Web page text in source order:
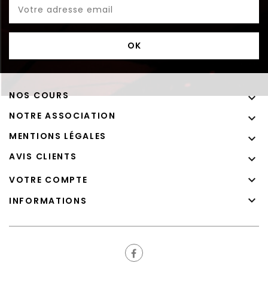
NOS COURS 
NOTRE ASSOCIATION 
MENTIONS LÉGALES 
AVIS CLIENTS 
VOTRE COMPTE 
INFORMATIONS 